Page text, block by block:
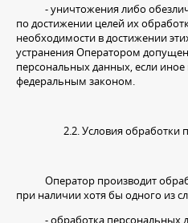
- уничтожения либо
по достижении целей их
необходимости в достижении
устранения Оператором
персональных данных, если
федеральным законом.
2.2. Условия обработки
Оператор производит
при наличии хотя бы одного из
- обработка персональных